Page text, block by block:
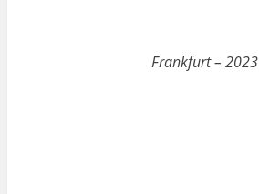
Frankfurt – 2023